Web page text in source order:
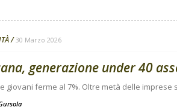
30 Marzo 2026
generazione under 40
giovani ferme al 7%. Oltre metà delle imprese